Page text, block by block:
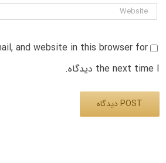
and website in this browser for
the next time I دیدگاه.